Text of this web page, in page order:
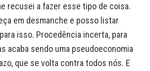
recusei a fazer esse tipo de coisa.
em desmanche e posso listar
isso. Procedência incerta, para
acaba sendo uma pseudoeconomia
que se volta contra todos nós. E